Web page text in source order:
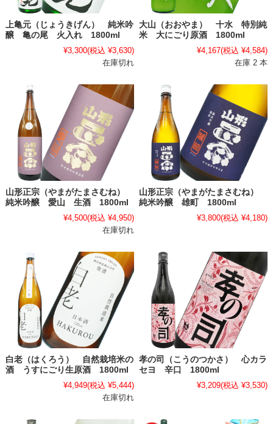
上亀元（じょうきげん） 純米吟
醸 亀の尾 火入れ 1800ml
¥3,300(税込 ¥3,630)
在庫切れ
大山（おおやま） 十水 特別純
米 大にごり原酒 1800ml
¥4,167(税込 ¥4,584)
在庫 2 本
山形正宗（やまがたまさむね）
純米吟醸 愛山 生酒 1800ml
¥4,500(税込 ¥4,950)
在庫切れ
山形正宗（やまがたまさむね）
純米吟醸 雄町 1800ml
¥3,800(税込 ¥4,180)
白老（はくろう） 自然栽培米の
酒 うすにごり生原酒 1800ml
¥4,949(税込 ¥5,444)
在庫切れ
孝の司（こうのつかさ） 心カラ
セヨ 辛口 1800ml
¥3,209(税込 ¥3,530)